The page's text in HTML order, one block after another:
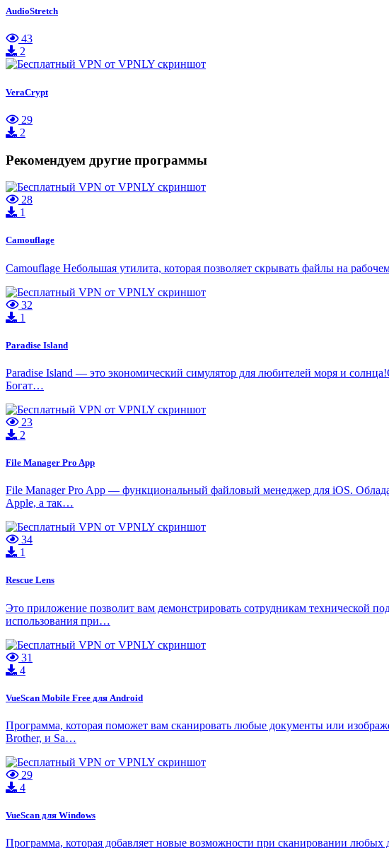
AudioStretch
43
2
VeraCrypt
29
2
Рекомендуем другие программы
28
1
Camouflage
Camouflage Небольшая утилита, которая позволяет скрывать файлы на
32
1
Paradise Island
Paradise Island — это экономический симулятор для любителей моря и
Богат…
23
2
File Manager Pro App
File Manager Pro App — функциональный файловый менеджер для iOS.
Apple, а так…
34
1
Rescue Lens
Это приложение позволит вам демонстрировать сотрудникам технической
использования при…
31
4
VueScan Mobile Free для Android
Программа, которая поможет вам сканировать любые документы или
Brother, и Sa…
29
4
VueScan для Windows
Программа, которая добавляет новые возможности при сканировании